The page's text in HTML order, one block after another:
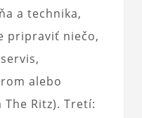
a technika,
pripraviť niečo,
alebo
Ritz). Tretí: